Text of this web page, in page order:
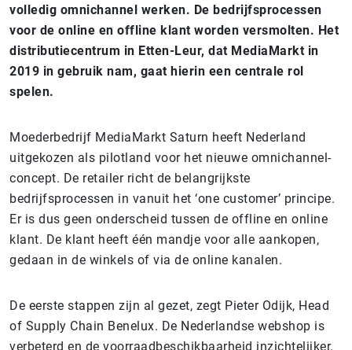
volledig omnichannel werken. De bedrijfsprocessen
voor de online en offline klant worden versmolten. Het
distributiecentrum in Etten-Leur, dat MediaMarkt in
2019 in gebruik nam, gaat hierin een centrale rol
spelen.
Moederbedrijf MediaMarkt Saturn heeft Nederland
uitgekozen als pilotland voor het nieuwe omnichannel-
concept. De retailer richt de belangrijkste
bedrijfsprocessen in vanuit het ‘one customer’ principe.
Er is dus geen onderscheid tussen de offline en online
klant. De klant heeft één mandje voor alle aankopen,
gedaan in de winkels of via de online kanalen.
De eerste stappen zijn al gezet, zegt Pieter Odijk, Head
of Supply Chain Benelux. De Nederlandse webshop is
verbeterd en de voorraadbeschikbaarheid inzichtelijker.